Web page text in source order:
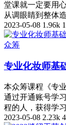
堂课就一定要用
从调眼睛到整体
2023-05-08 1.96k
众筹
专业化妆师基
本众筹课程《专
通过开通账号学
程的人，获得学
2023-05-08 2.23k